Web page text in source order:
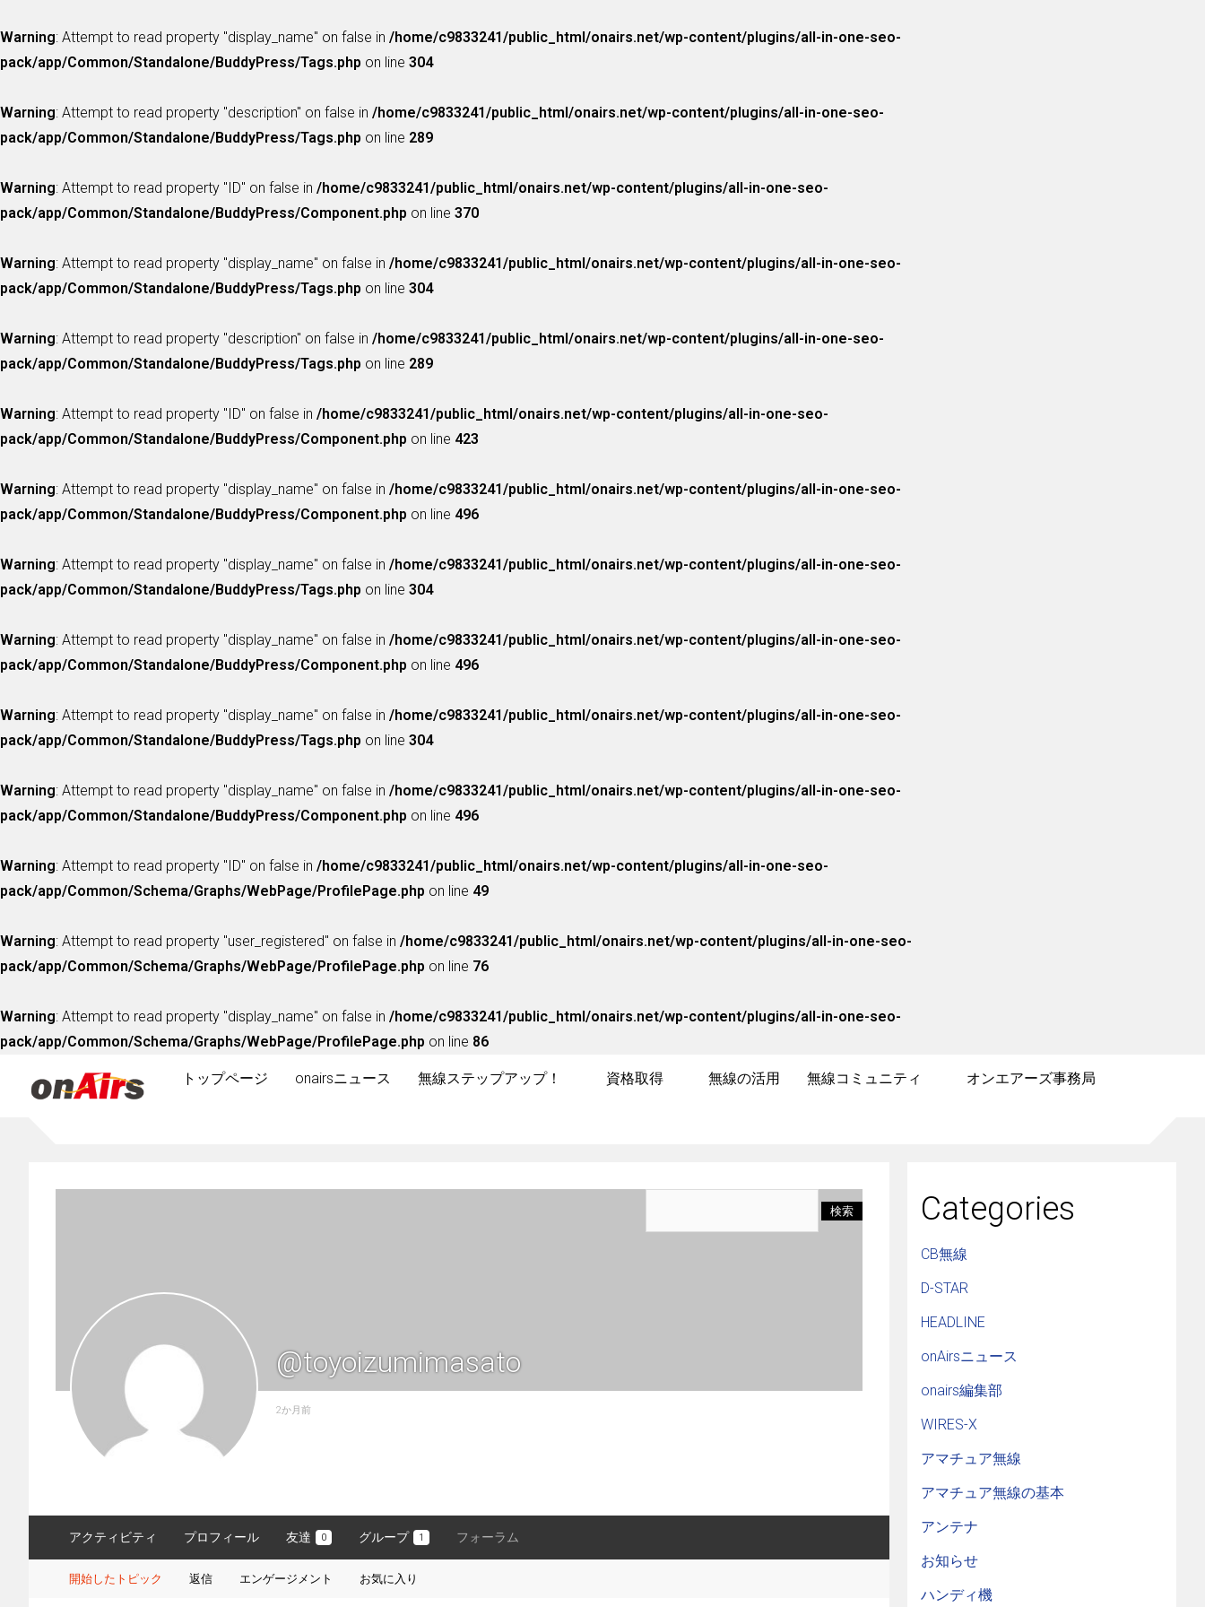
Warning: Attempt to read property "display_name" on false in /home/c9833241/public_html/onairs.net/wp-content/plugins/all-in-one-seo-
pack/app/Common/Standalone/BuddyPress/Tags.php on line 304
Warning: Attempt to read property "description" on false in /home/c9833241/public_html/onairs.net/wp-content/plugins/all-in-one-seo-
pack/app/Common/Standalone/BuddyPress/Tags.php on line 289
Warning: Attempt to read property "ID" on false in /home/c9833241/public_html/onairs.net/wp-content/plugins/all-in-one-seo-
pack/app/Common/Standalone/BuddyPress/Component.php on line 370
Warning: Attempt to read property "display_name" on false in /home/c9833241/public_html/onairs.net/wp-content/plugins/all-in-one-seo-
pack/app/Common/Standalone/BuddyPress/Tags.php on line 304
Warning: Attempt to read property "description" on false in /home/c9833241/public_html/onairs.net/wp-content/plugins/all-in-one-seo-
pack/app/Common/Standalone/BuddyPress/Tags.php on line 289
Warning: Attempt to read property "ID" on false in /home/c9833241/public_html/onairs.net/wp-content/plugins/all-in-one-seo-
pack/app/Common/Standalone/BuddyPress/Component.php on line 423
Warning: Attempt to read property "display_name" on false in /home/c9833241/public_html/onairs.net/wp-content/plugins/all-in-one-seo-
pack/app/Common/Standalone/BuddyPress/Component.php on line 496
Warning: Attempt to read property "display_name" on false in /home/c9833241/public_html/onairs.net/wp-content/plugins/all-in-one-seo-
pack/app/Common/Standalone/BuddyPress/Tags.php on line 304
Warning: Attempt to read property "display_name" on false in /home/c9833241/public_html/onairs.net/wp-content/plugins/all-in-one-seo-
pack/app/Common/Standalone/BuddyPress/Component.php on line 496
Warning: Attempt to read property "display_name" on false in /home/c9833241/public_html/onairs.net/wp-content/plugins/all-in-one-seo-
pack/app/Common/Standalone/BuddyPress/Tags.php on line 304
Warning: Attempt to read property "display_name" on false in /home/c9833241/public_html/onairs.net/wp-content/plugins/all-in-one-seo-
pack/app/Common/Standalone/BuddyPress/Component.php on line 496
Warning: Attempt to read property "ID" on false in /home/c9833241/public_html/onairs.net/wp-content/plugins/all-in-one-seo-
pack/app/Common/Schema/Graphs/WebPage/ProfilePage.php on line 49
Warning: Attempt to read property "user_registered" on false in /home/c9833241/public_html/onairs.net/wp-content/plugins/all-in-one-seo-
pack/app/Common/Schema/Graphs/WebPage/ProfilePage.php on line 76
Warning: Attempt to read property "display_name" on false in /home/c9833241/public_html/onairs.net/wp-content/plugins/all-in-one-seo-
pack/app/Common/Schema/Graphs/WebPage/ProfilePage.php on line 86
トップページ onairsニュース 無線ステップアップ！ 資格取得 無線の活用 無線コミュニティ オンエアーズ事務局
@toyoizumimasato
2か月前
アクティビティ プロフィール 友達 0 グループ 1 フォーラム
開始したトピック 返信 エンゲージメント お気に入り
Categories
CB無線
D-STAR
HEADLINE
onAirsニュース
onairs編集部
WIRES-X
アマチュア無線
アマチュア無線の基本
アンテナ
お知らせ
ハンディ機